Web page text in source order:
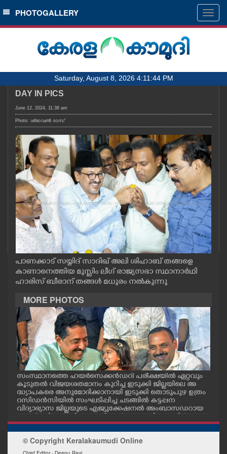
SECTIONS
HOME
NOTIFIED NEWS
KERALA
LOCAL
OBITUARY
NEWS 360
CASE DIARY
CINEMA
PHOTOS
LIFESTYLE
SPIRITUAL
INFO+
ART
PHOTOGALLERY
Saturday, August 8, 2026 4:11:44 PM
DAY IN PICS
June 12, 2024, 11:38 am
Photo: ശ്രാവൺ ദാസ്
പാണക്കാട് സയ്യിദ് സാദിഖ് അലി ശിഹാബ് തങ്ങളെ
കാണാനെത്തിയ മുസ്ലിം ലീഗ് രാജ്യസഭാ സ്ഥാനാർഥി
ഹാരിസ് ബീരാന് തങ്ങൾ മധുരം നൽകുന്നു
MORE PHOTOS
സംസ്ഥാനത്തെ ഹയർസെക്കൻഡറി പരീക്ഷയിൽ ഏറ്റവും
കൂടുതൽ വിജയശതമാനം കുറിച്ച ഇടുക്കി ജില്ലയിലെ അ
ദ്ധ്യാപകരെ അനുമോദിക്കാനായി ഇടുക്കി തൊടുപുഴ ഉത്രം
റസിഡൻസിയിൽ സംഘടിപ്പിച്ച ചടങ്ങിൽ കട്ടപ്പന
വിദ്യാഭ്യാസ ജില്ലയുടെ എജ്യുക്കേഷനൽ അംബാസഡറായ
കുര്യാക്കോസ് എം.പിയും അഭിനന്ദിച്ചപ്പോൾ. ശാരീരിക പ
രിമിതികളെ അതിജീവിച്ച് പ്ലസ്ടു പരീക്ഷയിൽ എല്ലാ വിഷയ
ങ്ങൾക്കും എ പ്ലസ് നേടിയതോടെയാണ് എസ്തർ ശ്രദ്ധേയ
യായത്. ഈ നേട്ടം മറ്റുള്ളവർക്കും പ്രചോദനമാവുമെന്ന
© Copyright Keralakaumudi Online